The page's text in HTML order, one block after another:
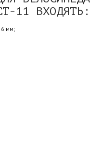
11 ВХОДЯТЬ:
6 мм;